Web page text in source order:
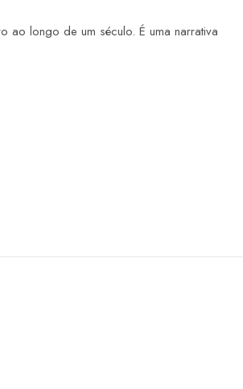
ao longo de um século. É uma narrativa